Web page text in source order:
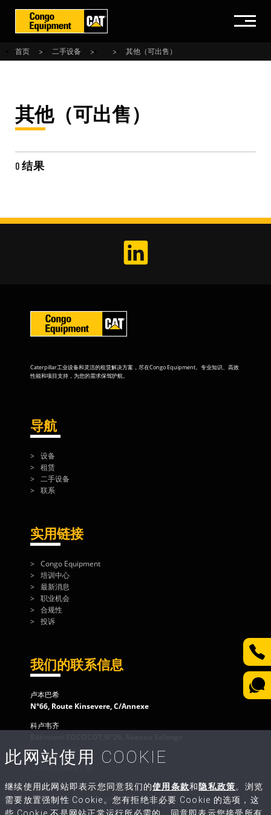
首页 二手设备 其他（可出售）
其他（可出售）
0 结果
Caterpillar工业设备和灵活的租赁解决方案，尽在Congo Equipment。专业知识、高效
性能和项目支持，为您的需求保驾护航。
导航
设备
租赁
二手设备
联系
实用链接
Congo Equipment
培训中心
最新消息
职业机会
合规性
投诉
我们的联系信息
卢本巴希
N°66, Route Kinsevere, C/Annexe
科卢韦齐
客户服务
+243 82 500 31 50
给我们写信
contact@congo-equipment.com
此网站使用 COOKIE
继续使用此网站即表示您同意我们的使用条款和 隐私政策。浏览
需要放置强制性 Cookie。您有拒绝非必要 Cookie 的选项，这